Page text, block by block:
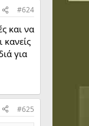
#624
και να
κανείς
για
#625